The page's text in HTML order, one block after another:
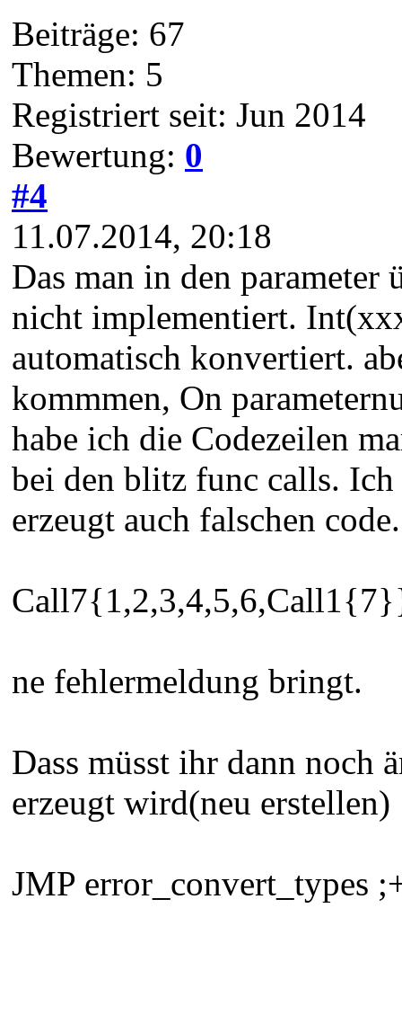
Beiträge: 67
Themen: 5
Registriert seit: Jun 2014
Bewertung: 0
#4
11.07.2014, 20:18
Das man in den
nicht implementiert.
automatisch konvertiert.
kommmen, On
habe ich die Codezeilen
bei den blitz func calls.
erzeugt auch falschen
ne fehlermeldung bringt.
Dass müsst ihr dann noch
erzeugt wird(neu erstellen)
JMP error_convert_types